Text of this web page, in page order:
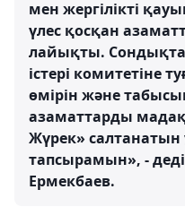
мен жергілікті
үлес қосқан
лайықты.
істері комитетіне
өмірін және
азаматтарды
Жүрек»
тапсырамын», -
Ермекбаев.